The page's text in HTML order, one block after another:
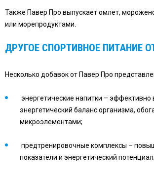
Также Павер Про выпускает омлет,
или морепродуктами.
ДРУГОЕ СПОРТИВНОЕ ПИТАНИЕ
Несколько добавок от Павер Про
энергетические напитки – эффективно
энергетический баланс организма,
микроэлементами;
предтренировочные комплексы –
показатели и энергетический потенциал;